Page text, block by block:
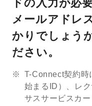
ドの入力が必
メールアドレ
かりでしょう
ださい。
T-Connect契約時
始まるID）、レ
サスサービスカ